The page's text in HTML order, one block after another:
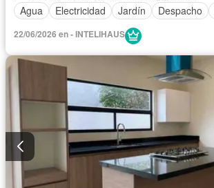
Agua
Electricidad Jardín Despacho
22/06/2026 en - INTELIHAUS